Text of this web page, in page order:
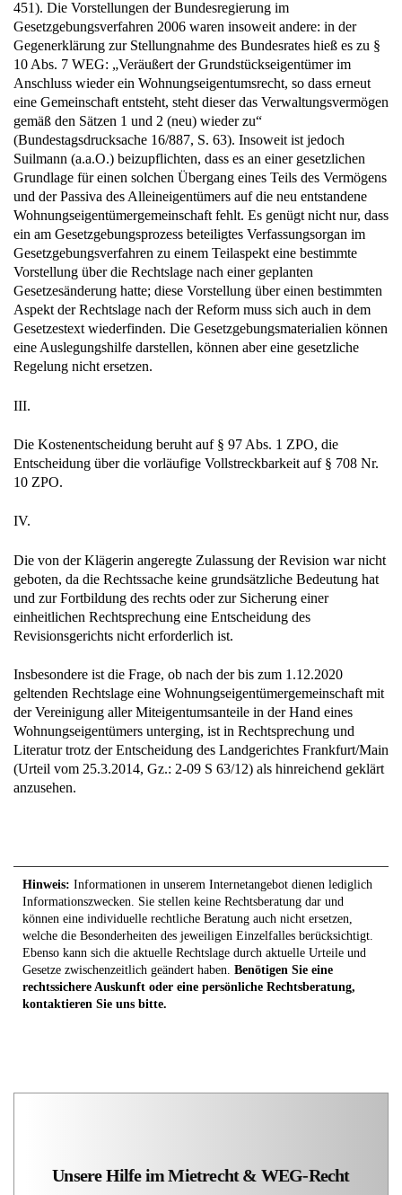
451). Die Vorstellungen der Bundesregierung im
Gesetzgebungsverfahren 2006 waren insoweit andere: in der
Gegenerklärung zur Stellungnahme des Bundesrates hieß es zu §
10 Abs. 7 WEG: „Veräußert der Grundstückseigentümer im
Anschluss wieder ein Wohnungseigentumsrecht, so dass erneut
eine Gemeinschaft entsteht, steht dieser das Verwaltungsvermögen
gemäß den Sätzen 1 und 2 (neu) wieder zu“
(Bundestagsdrucksache 16/887, S. 63). Insoweit ist jedoch
Suilmann (a.a.O.) beizupflichten, dass es an einer gesetzlichen
Grundlage für einen solchen Übergang eines Teils des Vermögens
und der Passiva des Alleineigentümers auf die neu entstandene
Wohnungseigentümergemeinschaft fehlt. Es genügt nicht nur, dass
ein am Gesetzgebungsprozess beteiligtes Verfassungsorgan im
Gesetzgebungsverfahren zu einem Teilaspekt eine bestimmte
Vorstellung über die Rechtslage nach einer geplanten
Gesetzesänderung hatte; diese Vorstellung über einen bestimmten
Aspekt der Rechtslage nach der Reform muss sich auch in dem
Gesetzestext wiederfinden. Die Gesetzgebungsmaterialien können
eine Auslegungshilfe darstellen, können aber eine gesetzliche
Regelung nicht ersetzen.
III.
Die Kostenentscheidung beruht auf § 97 Abs. 1 ZPO, die
Entscheidung über die vorläufige Vollstreckbarkeit auf § 708 Nr.
10 ZPO.
IV.
Die von der Klägerin angeregte Zulassung der Revision war nicht
geboten, da die Rechtssache keine grundsätzliche Bedeutung hat
und zur Fortbildung des rechts oder zur Sicherung einer
einheitlichen Rechtsprechung eine Entscheidung des
Revisionsgerichts nicht erforderlich ist.
Insbesondere ist die Frage, ob nach der bis zum 1.12.2020
geltenden Rechtslage eine Wohnungseigentümergemeinschaft mit
der Vereinigung aller Miteigentumsanteile in der Hand eines
Wohnungseigentümers unterging, ist in Rechtsprechung und
Literatur trotz der Entscheidung des Landgerichtes Frankfurt/Main
(Urteil vom 25.3.2014, Gz.: 2-09 S 63/12) als hinreichend geklärt
anzusehen.
Hinweis: Informationen in unserem Internetangebot dienen lediglich
Informationszwecken. Sie stellen keine Rechtsberatung dar und
können eine individuelle rechtliche Beratung auch nicht ersetzen,
welche die Besonderheiten des jeweiligen Einzelfalles berücksichtigt.
Ebenso kann sich die aktuelle Rechtslage durch aktuelle Urteile und
Gesetze zwischenzeitlich geändert haben. Benötigen Sie eine
rechtssichere Auskunft oder eine persönliche Rechtsberatung,
kontaktieren Sie uns bitte.
Unsere Hilfe im Mietrecht & WEG-Recht